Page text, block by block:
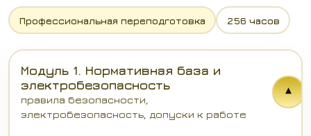
Профессиональная переподготовка 256 часов
Модуль 1. Нормативная база и
электробезопасность
правила безопасности,
электробезопасность, допуски к работе
▾